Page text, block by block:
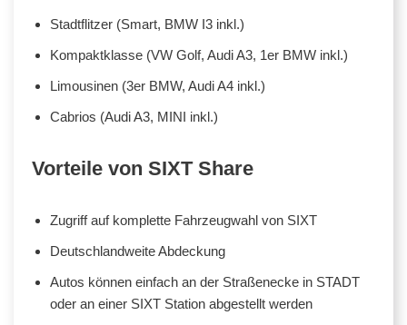
Stadtflitzer (Smart, BMW I3 inkl.)
Kompaktklasse (VW Golf, Audi A3, 1er BMW inkl.)
Limousinen (3er BMW, Audi A4 inkl.)
Cabrios (Audi A3, MINI inkl.)
Vorteile von SIXT Share
Zugriff auf komplette Fahrzeugwahl von SIXT
Deutschlandweite Abdeckung
Autos können einfach an der Straßenecke in STADT
oder an einer SIXT Station abgestellt werden